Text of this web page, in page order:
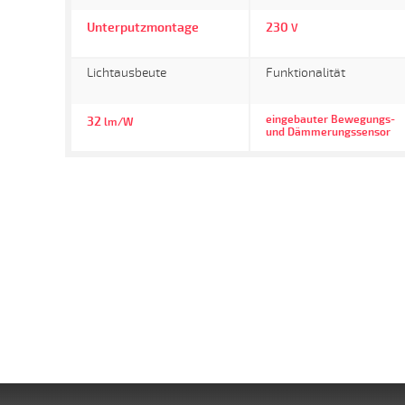
Unterputzmontage 230 V
Lichtausbeute
32 lm/W
Funktionalität
eingebauter Bewegungs-
und Dämmerungssensor